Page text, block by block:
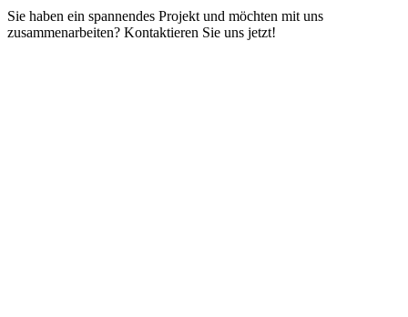
Sie haben ein spannendes Projekt und möchten mit uns
zusammenarbeiten? Kontaktieren Sie uns jetzt!